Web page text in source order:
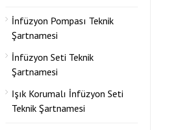
İnfüzyon Pompası Teknik
Şartnamesi
İnfüzyon Seti Teknik
Şartnamesi
Işık Korumalı İnfüzyon Seti
Teknik Şartnamesi